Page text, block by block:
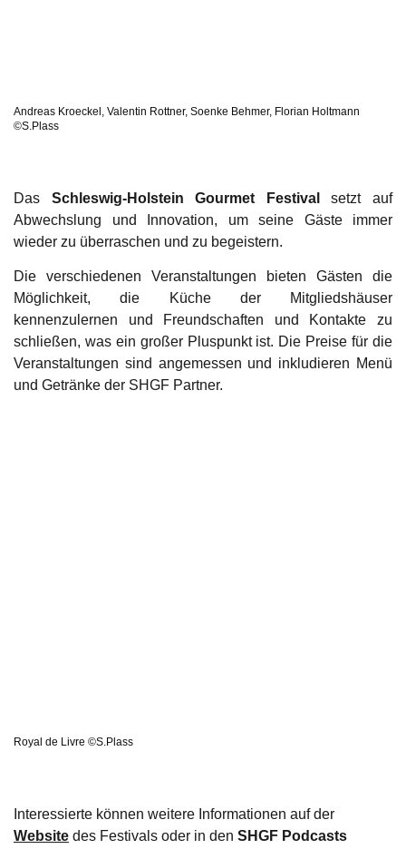
Andreas Kroeckel, Valentin Rottner, Soenke Behmer, Florian Holtmann
©S.Plass
Das Schleswig-Holstein Gourmet Festival
setzt auf
Abwechslung und Innovation, um seine Gäste immer
wieder zu überraschen und zu begeistern.
Die verschiedenen Veranstaltungen bieten Gästen die
Möglichkeit, die Küche der Mitgliedshäuser
kennenzulernen und Freundschaften und Kontakte zu
schließen, was ein großer Pluspunkt ist. Die Preise für die
Veranstaltungen sind angemessen und inkludieren Menü
und Getränke der SHGF Partner.
Royal de Livre ©S.Plass
Interessierte können weitere Informationen auf der
Website des Festivals oder in den SHGF Podcasts